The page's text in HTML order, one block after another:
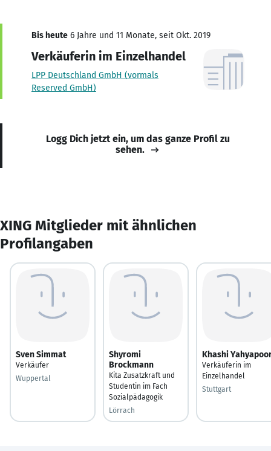
Bis heute 6 Jahre und 11 Monate, seit Okt. 2019
Verkäuferin im Einzelhandel
LPP Deutschland GmbH (vormals
Reserved GmbH)
Logg Dich jetzt ein, um das ganze Profil zu
sehen.
XING Mitglieder mit ähnlichen
Profilangaben
Sven Simmat
Verkäufer
Wuppertal
Shyromi
Brockmann
Kita Zusatzkraft und
Studentin im Fach
Sozialpädagogik
Lörrach
Khashi
Verkäuferin im
Einzelhandel
Stuttgart